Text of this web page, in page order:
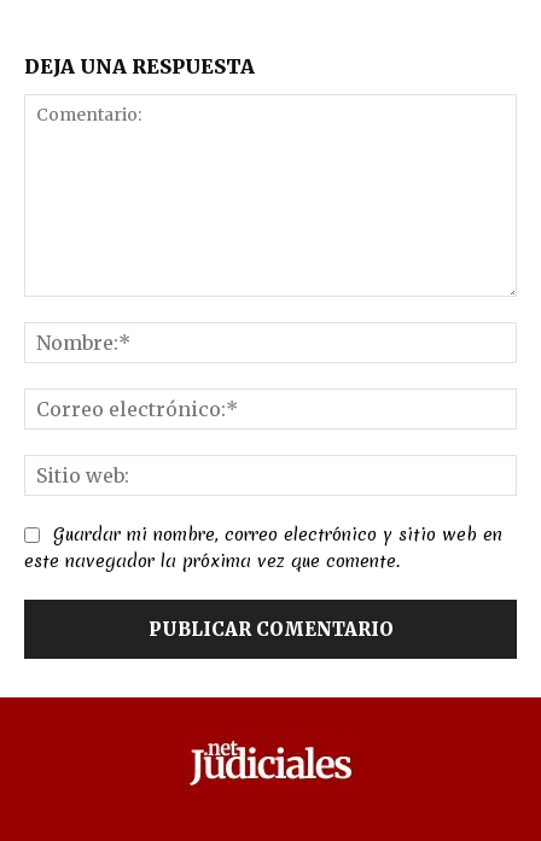
DEJA UNA RESPUESTA
Guardar mi nombre, correo electrónico y sitio web en
este navegador la próxima vez que comente.